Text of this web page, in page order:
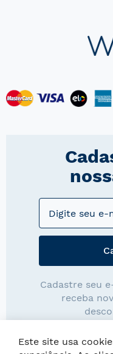
Cadastre seu
receba
Este site usa